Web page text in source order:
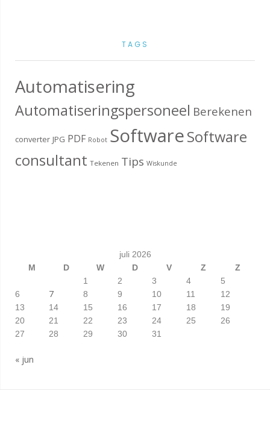
TAGS
Automatisering
Automatiseringspersoneel Berekenen
converter JPG PDF Robot SoftwareSoftware
consultant Tekenen Tips Wiskunde
juli 2026
M
D W D V Z
Z
1
2 3 4
5
6
7 8 9 10 11
12
13
14 15 16 17 18
19
20
21 22 23 24 25
26
27
28 29 30 31
« jun